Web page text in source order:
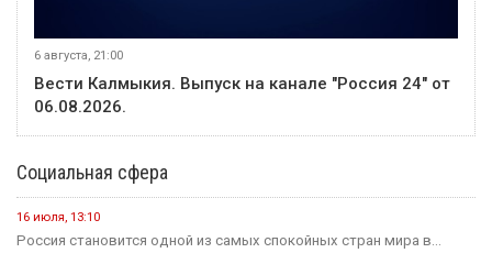
6 августа, 21:00
Вести Калмыкия. Выпуск на канале "Россия 24" от
06.08.2026.
Социальная сфера
16 июля, 13:10
Россия становится одной из самых спокойных стран мира в...